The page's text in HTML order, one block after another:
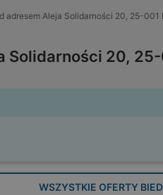
adresem Aleja Solidarności 20, 25-001
Solidarności 20,
WSZYSTKIE OFERTY